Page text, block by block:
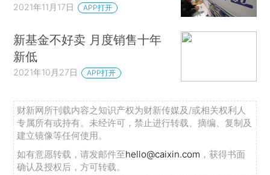
2021年11月17日 APP打开
新基金不好卖 月度销售十年
新低
2021年10月27日 APP打开
财新网所刊载内容之知识产权为财新传媒及/或相关权利人
专属所有或持有。未经许可，禁止进行转载、摘编、复制及
建立镜像等任何使用。
如有意愿转载，请发邮件至hello@caixin.com ，获得书面
确认及授权后，方可转载。